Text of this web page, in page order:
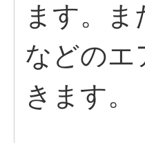
ます。
などのエ
きます。